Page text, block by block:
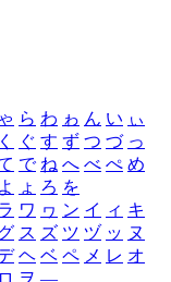
ゃ ら わ ゎ ん い ぃ
く ぐ す ず つ づ っ
で ね へ べ ぺ め
よ ょ ろ を
ワ ヮ ン イ ィ キ
ス ズ ツ ヅ ッ ヌ
ヘ ベ ペ メ レ オ